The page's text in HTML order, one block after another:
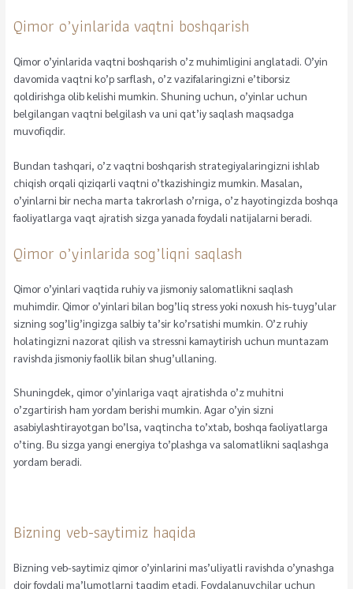
Qimor o’yinlarida vaqtni boshqarish
Qimor o’yinlarida vaqtni boshqarish o’z muhimligini anglatadi. O’yin
davomida vaqtni ko’p sarflash, o’z vazifalaringizni e’tiborsiz
qoldirishga olib kelishi mumkin. Shuning uchun, o’yinlar uchun
belgilangan vaqtni belgilash va uni qat’iy saqlash maqsadga
muvofiqdir.
Bundan tashqari, o’z vaqtni boshqarish strategiyalaringizni ishlab
chiqish orqali qiziqarli vaqtni o’tkazishingiz mumkin. Masalan,
o’yinlarni bir necha marta takrorlash o’rniga, o’z hayotingizda boshqa
faoliyatlarga vaqt ajratish sizga yanada foydali natijalarni beradi.
Qimor o’yinlarida sog’liqni saqlash
Qimor o’yinlari vaqtida ruhiy va jismoniy salomatlikni saqlash
muhimdir. Qimor o’yinlari bilan bog’liq stress yoki noxush his-tuyg’ular
sizning sog’lig’ingizga salbiy ta’sir ko’rsatishi mumkin. O’z ruhiy
holatingizni nazorat qilish va stressni kamaytirish uchun muntazam
ravishda jismoniy faollik bilan shug’ullaning.
Shuningdek, qimor o’yinlariga vaqt ajratishda o’z muhitni
o’zgartirish ham yordam berishi mumkin. Agar o’yin sizni
asabiylashtirayotgan bo’lsa, vaqtincha to’xtab, boshqa faoliyatlarga
o’ting. Bu sizga yangi energiya to’plashga va salomatlikni saqlashga
yordam beradi.
Bizning veb-saytimiz haqida
Bizning veb-saytimiz qimor o’yinlarini mas’uliyatli ravishda o’ynashga
doir foydali ma’lumotlarni taqdim etadi. Foydalanuvchilar uchun